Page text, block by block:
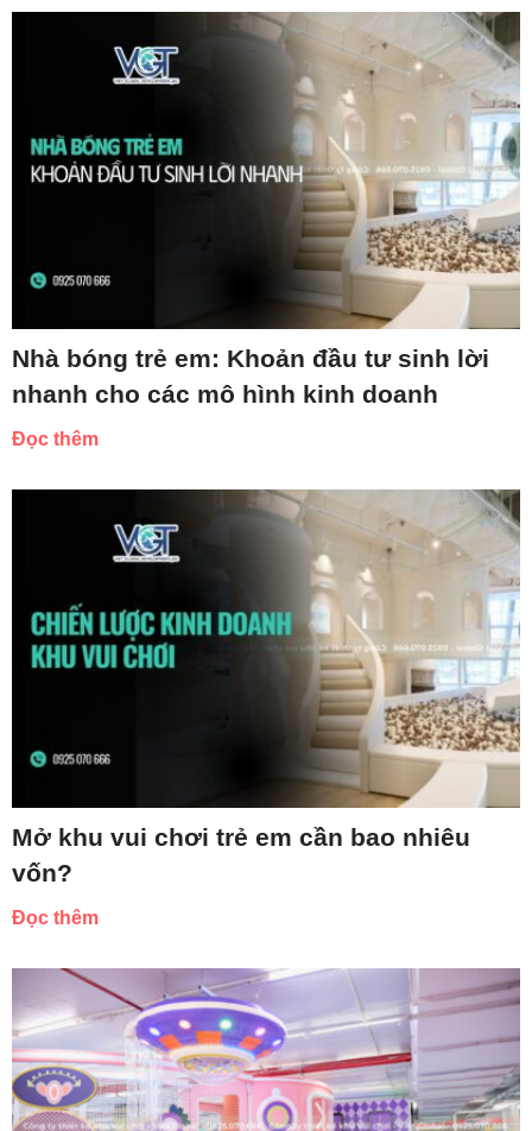
Nhà bóng trẻ em: Khoản đầu tư sinh lời
nhanh cho các mô hình kinh doanh
Đọc thêm
Mở khu vui chơi trẻ em cần bao nhiêu
vốn?
Đọc thêm